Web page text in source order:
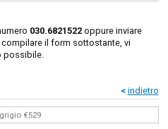
030.6821522 oppure inviare
il form sottostante, vi
possibile.
< indietro